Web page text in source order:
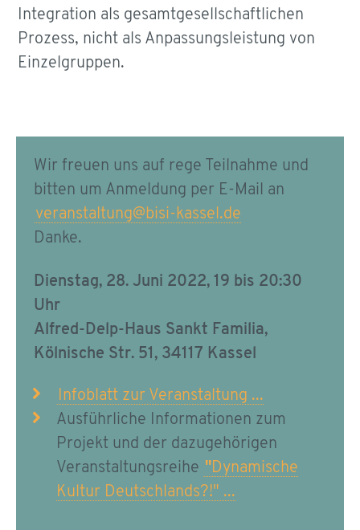
Integration als gesamtgesellschaftlichen
Prozess, nicht als Anpassungsleistung von
Einzelgruppen.
Wir freuen uns auf rege Teilnahme und
bitten um Anmeldung per E-Mail an
veranstaltung@bisi-kassel.de
Danke.
Dienstag, 28. Juni 2022, 19 bis 20:30
Uhr
Alfred-Delp-Haus Sankt Familia,
Kölnische Str. 51, 34117 Kassel
Infoblatt zur Veranstaltung ...
Ausführliche Informationen zum
Projekt und der dazugehörigen
Veranstaltungsreihe "Dynamische
Kultur Deutschlands?!" ...